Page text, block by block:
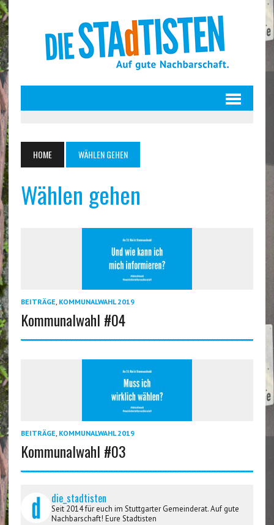
HOME WÄHLEN GEHEN
Wählen gehen
BEITRÄGE, KOMMUNALWAHL 2019
Kommunalwahl #04
BEITRÄGE, KOMMUNALWAHL 2019
Kommunalwahl #03
die_stadtisten
Seit 2014 für euch im Stuttgarter Gemeinderat. Auf gute
Nachbarschaft! Eure Stadtisten